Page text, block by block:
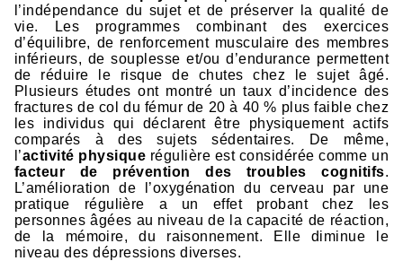
l’indépendance du sujet et de préserver la qualité de
vie. Les programmes combinant des exercices
d’équilibre, de renforcement musculaire des membres
inférieurs, de souplesse et/ou d’endurance permettent
de réduire le risque de chutes chez le sujet âgé.
Plusieurs études ont montré un taux d’incidence des
fractures de col du fémur de 20 à 40 % plus faible chez
les individus qui déclarent être physiquement actifs
comparés à des sujets sédentaires. De même,
l’activité physique régulière est considérée comme un
facteur de prévention des troubles cognitifs.
L’amélioration de l’oxygénation du cerveau par une
pratique régulière a un effet probant chez les
personnes âgées au niveau de la capacité de réaction,
de la mémoire, du raisonnement. Elle diminue le
niveau des dépressions diverses.